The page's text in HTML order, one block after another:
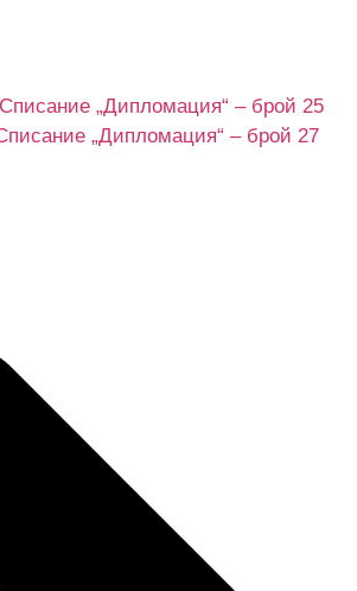
Списание „Дипломация“ – брой 25
„Дипломация“ – брой 27